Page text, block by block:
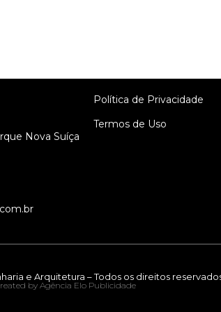
Nova Suíça
Política de Privacidade
Termos de Uso
e Arquitetura – Todos os direitos
by Agência Elo Publicidade